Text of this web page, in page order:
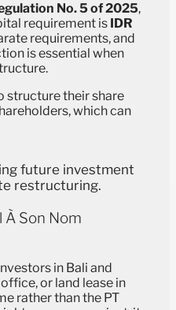
No. 5 of 2025,
requirement is IDR
requirements, and
is essential when
structure their share
which can
future investment
restructuring.
À Son Nom
in Bali and
or land lease in
rather than the PT